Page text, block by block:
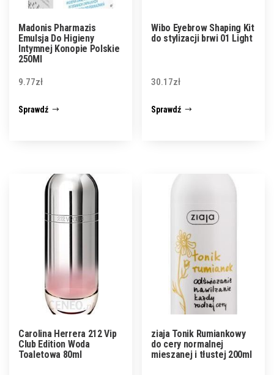
Madonis Pharmazis
Emulsja Do Higieny
Intymnej Konopie Polskie
250Ml
9.77zł
Sprawdź
Wibo Eyebrow Shaping Kit
do stylizacji brwi 01 Light
30.17zł
Sprawdź
Carolina Herrera 212 Vip
Club Edition Woda
Toaletowa 80ml
ziaja Tonik Rumiankowy
do cery normalnej
mieszanej i tłustej 200ml